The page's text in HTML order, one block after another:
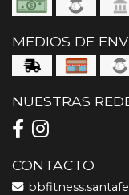
MEDIOS DE
NUESTRAS
CONTACTO